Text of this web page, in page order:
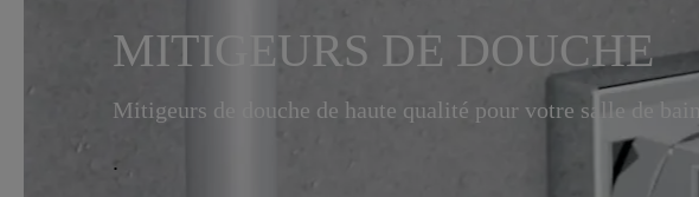
MITIGEURS DE DOUCHE
Mitigeurs de douche de haute qualité pour votre salle de bains
.